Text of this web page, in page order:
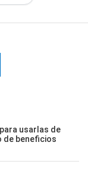
usarlas de
de beneficios